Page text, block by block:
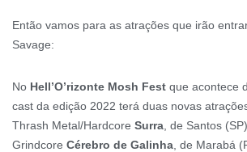
Então vamos para as atrações que irão
Savage:
No Hell’O’rizonte Mosh Fest que acontece
cast da edição 2022 terá duas novas
Thrash Metal/Hardcore Surra , de Santos
Grindcore Cérebro de Galinha , de Marabá